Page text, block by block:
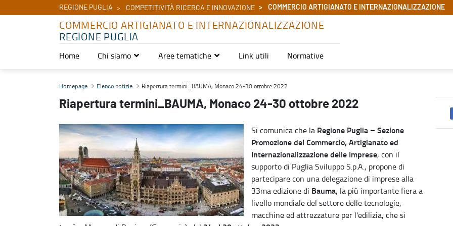
REGIONE PUGLIA COMPETITIVITÀ RICERCA E INNOVAZIONE COMMERCIO ARTIGIANATO E INTERNAZIONALIZZAZIONE
COMMERCIO ARTIGIANATO E INTERNAZIONALIZZAZIONE
REGIONE PUGLIA
Home Chi siamo Aree tematiche Link utili Normative
Riapertura termini_BAUMA, Monaco 24-30 ottobre 2022 - Commercio Artigianato e Internazionalizzazione
Homepage Elenco notizie Riapertura termini_BAUMA, Monaco 24-30 ottobre 2022
Riapertura termini_BAUMA, Monaco 24-30 ottobre 2022
Si comunica che la Regione Puglia – Sezione
Promozione del Commercio, Artigianato ed
Internazionalizzazione delle Imprese, con il
supporto di Puglia Sviluppo S.p.A., propone di
partecipare con una delegazione di imprese alla
33ma edizione di Bauma, la più importante fiera a
livello mondiale del settore delle tecnologie,
macchine ed attrezzature per l'edilizia, che si